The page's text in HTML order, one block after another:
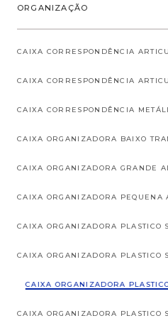
ORGANIZAÇÃO
CAIXA CORRESPONDÊNCIA
CAIXA CORRESPONDÊNCIA
CAIXA CORRESPONDÊNCIA
CAIXA ORGANIZADORA BAIXO
CAIXA ORGANIZADORA GRANDE
CAIXA ORGANIZADORA PEQUENA
CAIXA ORGANIZADORA PLASTICO
CAIXA ORGANIZADORA PLASTICO
CAIXA ORGANIZADORA
CAIXA ORGANIZADORA PLASTICO